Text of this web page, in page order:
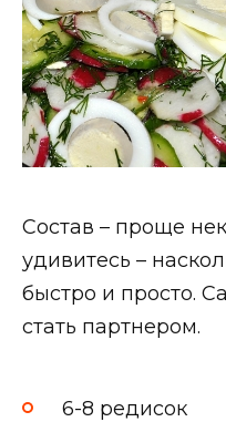
Состав – проще
удивитесь –
быстро и просто.
стать партнером.
6-8 редисок